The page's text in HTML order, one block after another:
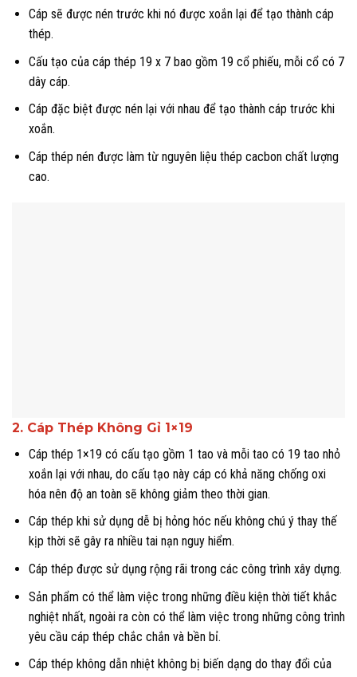
Cáp sẽ được nén trước khi nó được xoắn lại để tạo thành cáp
thép.
Cấu tạo của cáp thép 19 x 7 bao gồm 19 cổ phiếu, mỗi cổ có 7
dây cáp.
Cáp đặc biệt được nén lại với nhau để tạo thành cáp trước khi
xoắn.
Cáp thép nén được làm từ nguyên liệu thép cacbon chất lượng
cao.
2. Cáp Thép Không Gỉ 1×19
Cáp thép 1×19 có cấu tạo gồm 1 tao và mỗi tao có 19 tao nhỏ
xoắn lại với nhau, do cấu tạo này cáp có khả năng chống oxi
hóa nên độ an toàn sẽ không giảm theo thời gian.
Cáp thép khi sử dụng dễ bị hỏng hóc nếu không chú ý thay thế
kịp thời sẽ gây ra nhiều tai nạn nguy hiểm.
Cáp thép được sử dụng rộng rãi trong các công trình xây dựng.
Sản phẩm có thể làm việc trong những điều kiện thời tiết khắc
nghiệt nhất, ngoài ra còn có thể làm việc trong những công trình
yêu cầu cáp thép chắc chắn và bền bỉ.
Cáp thép không dẫn nhiệt không bị biến dạng do thay đổi của